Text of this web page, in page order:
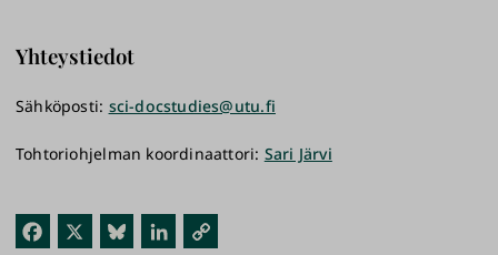
Fac
Blu
Link
Yhteystiedot
Sähköposti: sci-docstudies@utu.fi
Tohtoriohjelman koordinaattori: Sari Järvi